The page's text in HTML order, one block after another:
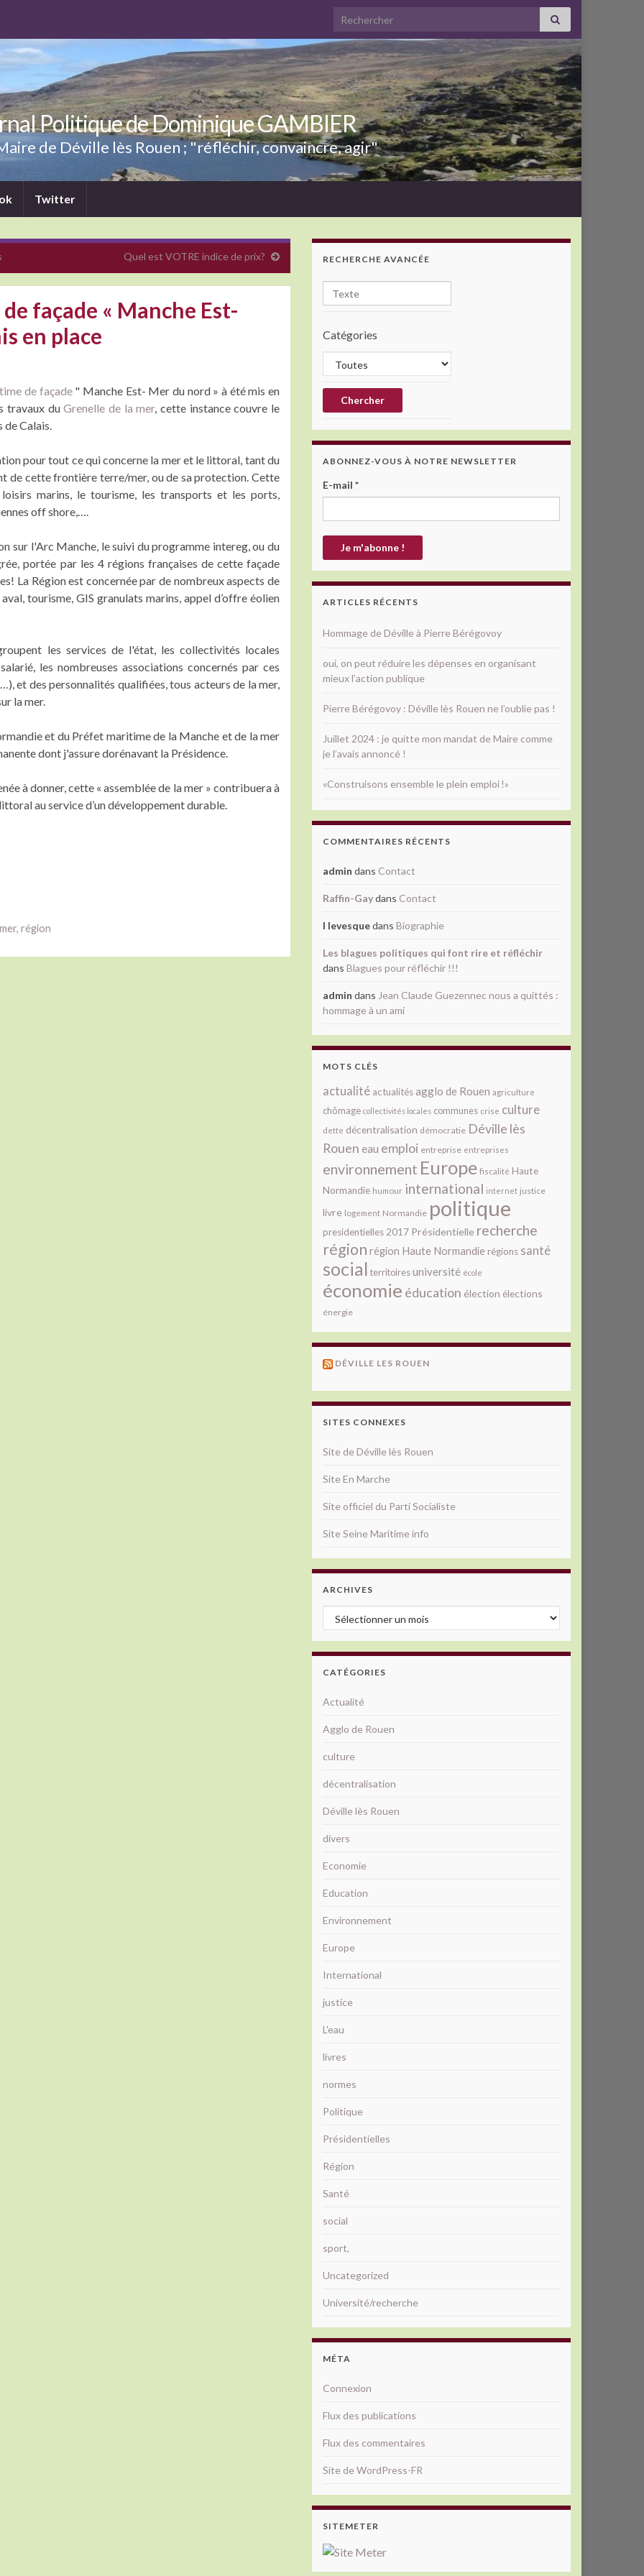
Search for:
Politique de Dominique GAMBIER
de Déville lès Rouen ; "réfléchir, convaincre, agir"
Twitter
Quel est VOTRE indice de prix?
façade « Manche Est-
en place
de façade " Manche Est- Mer du nord » à été mis en
travaux duGrenelle de la mer, cette instance couvre le
de Calais.
pour tout ce qui concerne la mer et le littoral, tant du
de cette frontière terre/mer, ou de sa protection. Cette
marins, le tourisme, les transports et les ports,
off shore,….
sur l'Arc Manche, le suivi du programme intereg, ou du
portée par les 4 régions françaises de cette façade
La Région est concernée par de nombreux aspects de
tourisme, GIS granulats marins, appel d’offre éolien
les services de l'état, les collectivités locales
les nombreuses associations concernés par ces
et des personnalités qualifiées, tous acteurs de la mer,
la mer.
et du Préfet maritime de la Manche et de la mer
dont j'assure dorénavant la Présidence.
à donner, cette « assemblée de la mer » contribuera à
au service d’un développement durable.
mer, région
RECHERCHE AVANCÉE
Catégories
ABONNEZ-VOUS À NOTRE NEWSLETTER
E-mail *
ARTICLES RÉCENTS
Hommage de Déville à Pierre Bérégovoy
oui, on peut réduire les dépenses en organisant
mieux l’action publique
Pierre Bérégovoy : Déville lès Rouen ne l’oublie pas !
Juillet 2024 : je quitte mon mandat de Maire comme
je l’avais annoncé !
«Construisons ensemble le plein emploi !»
COMMENTAIRES RÉCENTS
admin dans Contact
Raffin-Gaydans Contact
l levesquedans Biographie
Les blagues politiques qui font rire et réfléchir
dans Blagues pour réfléchir !!!
admin dans Jean Claude Guezennec nous a quittés :
hommage à un ami
MOTS CLÉS
actualité actualitésagglo de Rouen agriculture
chômage collectivités locales communes crise culture
dette décentralisation démocratie Déville lès
Rouen eau emploi entreprise entreprises
environnement Europe fiscalité Haute
Normandie humour international internet justice
livre logement Normandie politique
presidentielles 2017 Présidentielle recherche
région région Haute Normandie régions santé
social territoiresuniversité école
économie éducation élection élections
énergie
DÉVILLE LES ROUEN
SITES CONNEXES
Site de Déville lès Rouen
Site En Marche
Site officiel du Parti Socialiste
Site Seine Maritime info
ARCHIVES
Archives
CATÉGORIES
Actualité
Agglo de Rouen
culture
décentralisation
Déville lès Rouen
divers
Economie
Education
Environnement
Europe
International
justice
L'eau
livres
normes
Politique
Présidentielles
Région
Santé
social
sport,
Uncategorized
Université/recherche
MÉTA
Connexion
Flux des publications
Flux des commentaires
Site de WordPress-FR
SITEMETER